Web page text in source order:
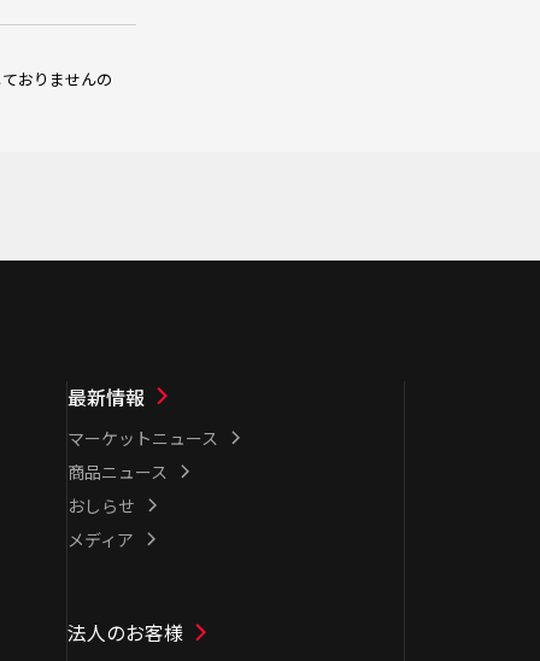
おりませんの
最新情報
マーケットニュース
商品ニュース
おしらせ
メディア
法人のお客様